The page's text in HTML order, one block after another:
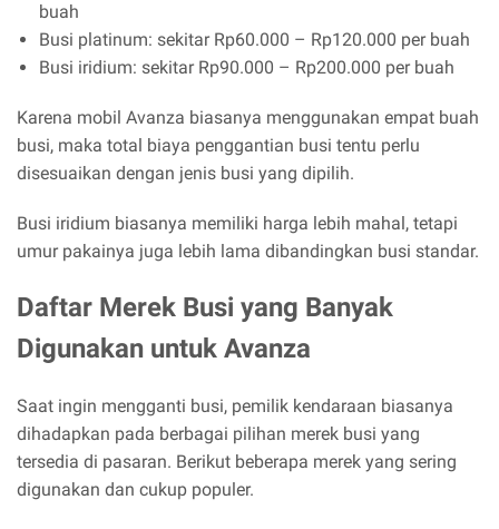
buah
Busi platinum: sekitar Rp60.000 – Rp120.000 per buah
Busi iridium: sekitar Rp90.000 – Rp200.000 per buah
Karena mobil Avanza biasanya menggunakan empat buah
busi, maka total biaya penggantian busi tentu perlu
disesuaikan dengan jenis busi yang dipilih.
Busi iridium biasanya memiliki harga lebih mahal, tetapi
umur pakainya juga lebih lama dibandingkan busi standar.
Daftar Merek Busi yang Banyak
Digunakan untuk Avanza
Saat ingin mengganti busi, pemilik kendaraan biasanya
dihadapkan pada berbagai pilihan merek busi yang
tersedia di pasaran. Berikut beberapa merek yang sering
digunakan dan cukup populer.